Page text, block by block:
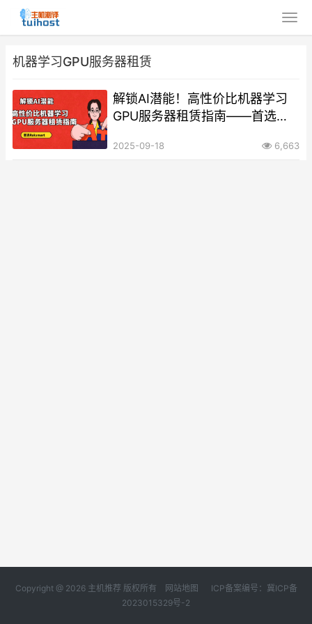
机器学习GPU服务器租赁
解锁AI潜能！高性价比机器学习
GPU服务器租赁指南——首选
2025-09-18 6,663
Copyright @ 2026 主机推荐 版权所有 网站地图
ICP备案编号：冀ICP备
2023015329号-2